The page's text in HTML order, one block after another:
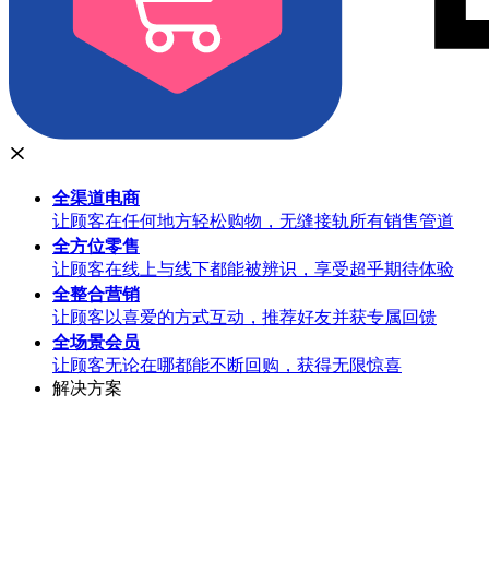
全渠道电商
让顾客在任何地方轻松购物，无缝接轨所有销售管道
全方位零售
让顾客在线上与线下都能被辨识，享受超乎期待体验
全整合营销
让顾客以喜爱的方式互动，推荐好友并获专属回馈
全场景会员
让顾客无论在哪都能不断回购，获得无限惊喜
解决方案